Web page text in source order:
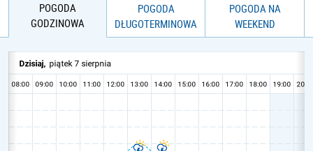
POGODA
GODZINOWA
POGODA
DŁUGOTERMINOWA
POGODA NA
WEEKEND